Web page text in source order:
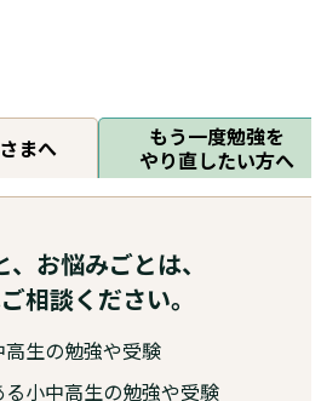
まへ
もう一度勉強を
やり直したい方へ
お悩みごとは、
相談ください。
生の勉強や受験
小中高生の勉強や受験